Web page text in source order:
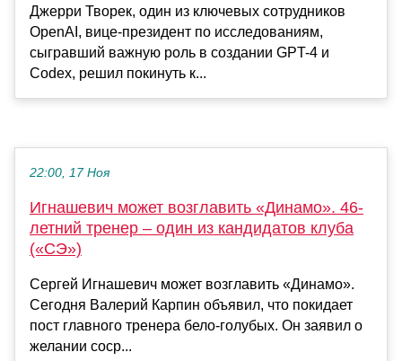
Джерри Творек, один из ключевых сотрудников
OpenAI, вице-президент по исследованиям,
сыгравший важную роль в создании GPT-4 и
Codex, решил покинуть к...
22:00, 17 Ноя
Игнашевич может возглавить «Динамо». 46-
летний тренер – один из кандидатов клуба
(«СЭ»)
Сергей Игнашевич может возглавить «Динамо».
Сегодня Валерий Карпин объявил, что покидает
пост главного тренера бело-голубых. Он заявил о
желании соср...